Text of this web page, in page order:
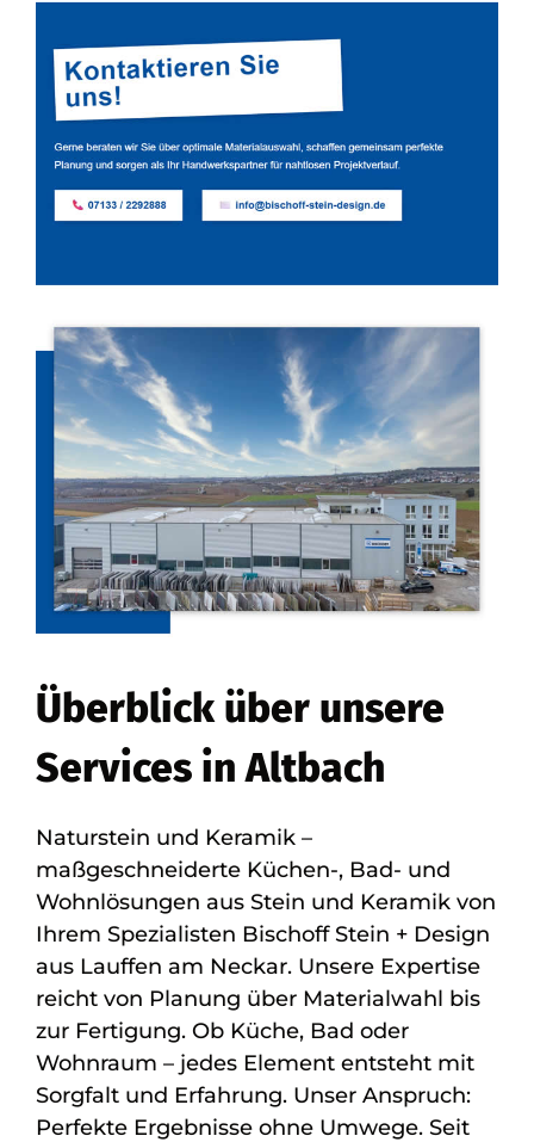
Überblick über unsere
Services in Altbach
Naturstein und Keramik –
maßgeschneiderte Küchen-, Bad- und
Wohnlösungen aus Stein und Keramik von
Ihrem Spezialisten Bischoff Stein + Design
aus Lauffen am Neckar. Unsere Expertise
reicht von Planung über Materialwahl bis
zur Fertigung. Ob Küche, Bad oder
Wohnraum – jedes Element entsteht mit
Sorgfalt und Erfahrung. Unser Anspruch:
Perfekte Ergebnisse ohne Umwege. Seit